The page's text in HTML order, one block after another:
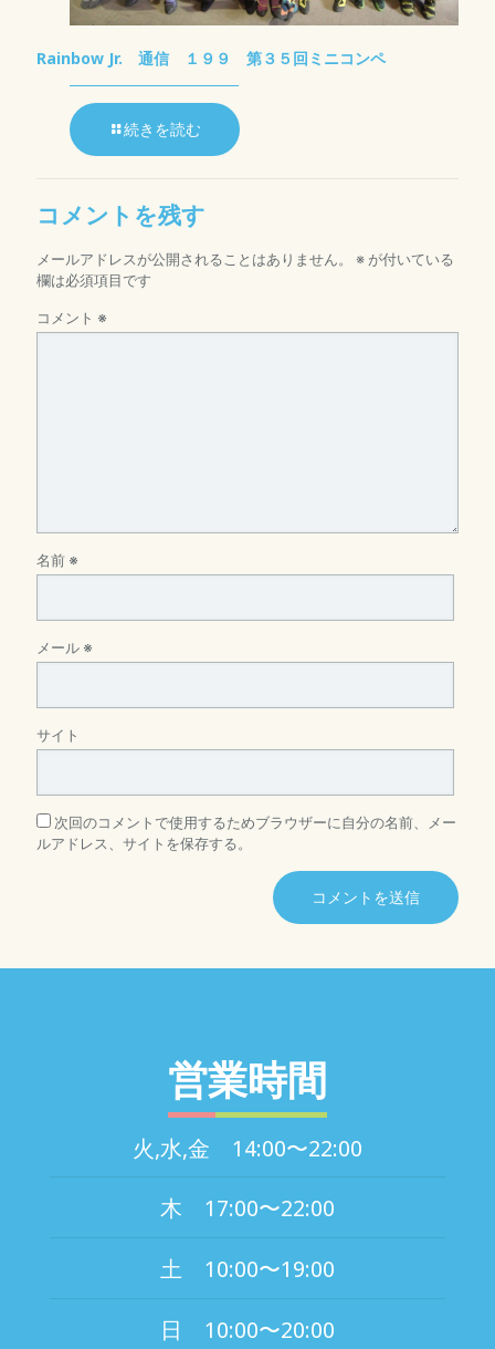
Rainbow Jr. 通信 １９９ 第３５回ミニコンペ
続きを読む
コメントを残す
メールアドレスが公開されることはありません。 ※ が付いている
欄は必須項目です
コメント ※
名前 ※
メール ※
サイト
次回のコメントで使用するためブラウザーに自分の名前、メー
ルアドレス、サイトを保存する。
営業時間
火,水,金 14:00〜22:00
木 17:00〜22:00
土 10:00〜19:00
日 10:00〜20:00